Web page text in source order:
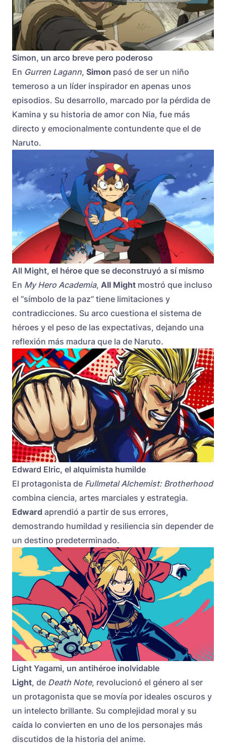
Simon, un arco breve pero poderoso
En Gurren Lagann, Simon pasó de ser un niño
temeroso a un líder inspirador en apenas unos
episodios. Su desarrollo, marcado por la pérdida de
Kamina y su historia de amor con Nia, fue más
directo y emocionalmente contundente que el de
Naruto.
All Might, el héroe que se deconstruyó a sí mismo
En My Hero Academia, All Might mostró que incluso
el “símbolo de la paz” tiene limitaciones y
contradicciones. Su arco cuestiona el sistema de
héroes y el peso de las expectativas, dejando una
reflexión más madura que la de Naruto.
Edward Elric, el alquimista humilde
El protagonista de Fullmetal Alchemist: Brotherhood
combina ciencia, artes marciales y estrategia.
Edward aprendió a partir de sus errores,
demostrando humildad y resiliencia sin depender de
un destino predeterminado.
Light Yagami, un antihéroe inolvidable
Light, de Death Note, revolucionó el género al ser
un protagonista que se movía por ideales oscuros y
un intelecto brillante. Su complejidad moral y su
caída lo convierten en uno de los personajes más
discutidos de la historia del anime.